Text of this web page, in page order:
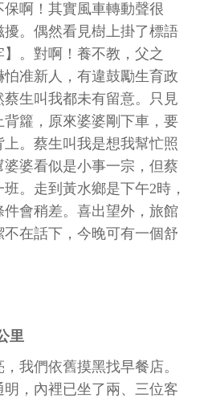
啊！其實風車轉動聲很
。偶然看見樹上掛了標語
】。對啊！養不教，父之
准新人，有違鼓勵生育政
生叫我都未有留意。只見
籮，原來婆婆剛下車，要
。蔡生叫我是想我幫忙照
婆看似是小事一宗，但蔡
。走到黃水鄉是下午2時，
會稍差。喜出望外，旅館
在話下，今晚可有一個舒
里
我們依舊摸黑找早餐店。
，內裡已坐了兩、三位客